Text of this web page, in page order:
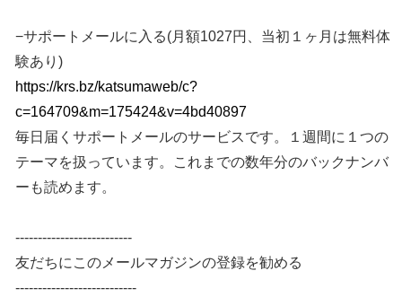
−サポートメールに入る(月額1027円、当初１ヶ月は無料体
験あり)
https://krs.bz/katsumaweb/c?
c=164709&m=175424&v=4bd40897
毎日届くサポートメールのサービスです。１週間に１つの
テーマを扱っています。これまでの数年分のバックナンバ
ーも読めます。
--------------------------
友だちにこのメールマガジンの登録を勧める
---------------------------